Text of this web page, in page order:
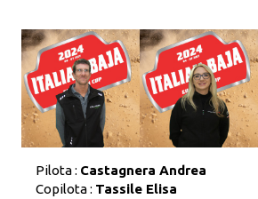
Pilota : Castagnera Andrea
Copilota : Tassile Elisa